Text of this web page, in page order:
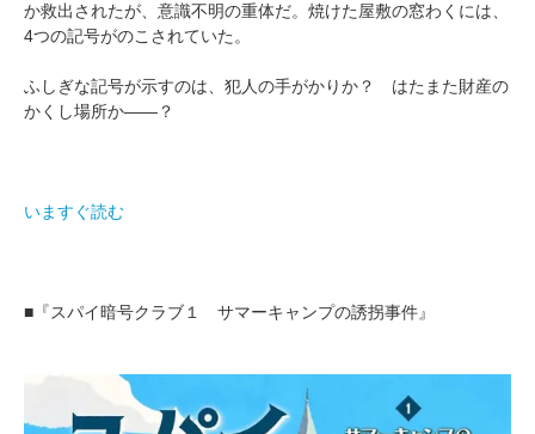
か救出されたが、意識不明の重体だ。焼けた屋敷の窓わくには、
4つの記号がのこされていた。
ふしぎな記号が示すのは、犯人の手がかりか？ はたまた財産の
かくし場所か――？
いますぐ読む
■『スパイ暗号クラブ１ サマーキャンプの誘拐事件』